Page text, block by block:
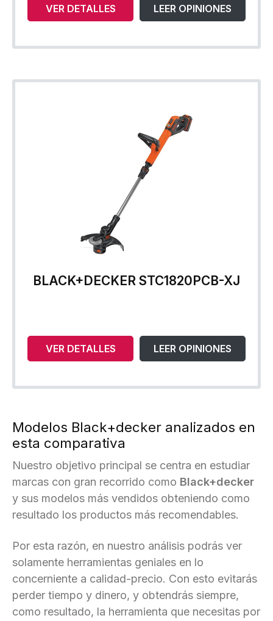
VER DETALLES LEER OPINIONES
BLACK+DECKER STC1820PCB-XJ
VER DETALLES LEER OPINIONES
Modelos Black+decker analizados en
esta comparativa
Nuestro objetivo principal se centra en estudiar
marcas con gran recorrido como Black+decker
y sus modelos más vendidos obteniendo como
resultado los productos más recomendables.
Por esta razón, en nuestro análisis podrás ver
solamente herramientas geniales en lo
concerniente a calidad-precio. Con esto evitarás
perder tiempo y dinero, y obtendrás siempre,
como resultado, la herramienta que necesitas por